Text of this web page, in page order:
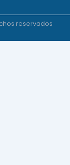
reservados